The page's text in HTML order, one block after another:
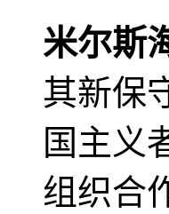
米尔斯
其新保
国主义
组织合